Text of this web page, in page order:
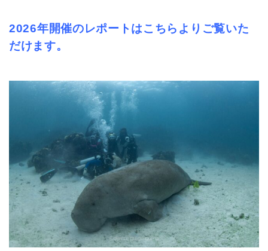
2026年開催のレポートはこちらよりご覧いた
だけます。